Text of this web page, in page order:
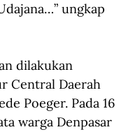
ungkap
dilakukan
Central Daerah
Poeger. Pada 16
warga Denpasar